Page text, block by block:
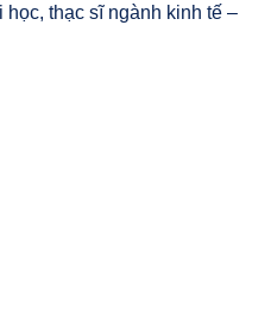
thạc sĩ ngành kinh tế –